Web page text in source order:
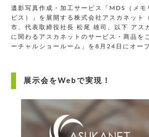
遺影写真作成・加工サービス「MDS（メモ
ビス）」を展開する株式会社アスカネット
市、代表取締役社長 松尾 雄司、以下 アス
に関わるアスカネットのサービス・商品を
ーチャルショールーム」を8月24日にオー
展示会をWebで実現！